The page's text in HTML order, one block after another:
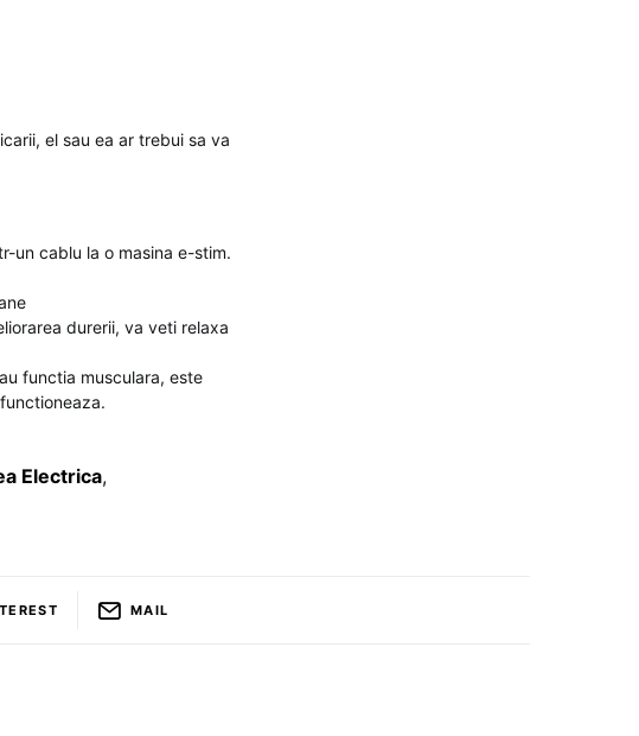
el sau ea ar trebui sa va
un cablu la o masina e-stim.
durerii, va veti relaxa
functia musculara, este
Electrica,
MAIL